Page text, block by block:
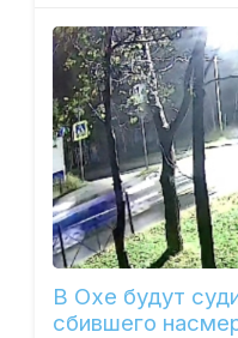
В Охе будут
сбившего